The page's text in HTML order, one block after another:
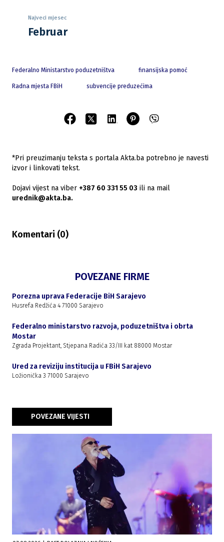
Najveci mjesec
Februar
Federalno Ministarstvo poduzetništva finansijska pomoć
Radna mjesta FBiH subvencije preduzećima
*Pri preuzimanju teksta s portala Akta.ba potrebno je navesti
izvor i linkovati tekst.
Dojavi vijest na viber +387 60 331 55 03 ili na mail
urednik@akta.ba.
Komentari (0)
POVEZANE FIRME
Porezna uprava Federacije BiH Sarajevo
Husrefa Redžića 4 71000 Sarajevo
Federalno ministarstvo razvoja, poduzetništva i obrta
Mostar
Zgrada Projektant, Stjepana Radića 33/III kat 88000 Mostar
Ured za reviziju institucija u FBiH Sarajevo
Ložionička 3 71000 Sarajevo
POVEZANE VIJESTI